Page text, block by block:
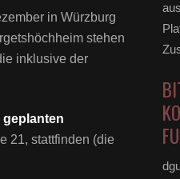
in Würzburg
stehen
inklusive der
geplanten
21, stattfinden (die